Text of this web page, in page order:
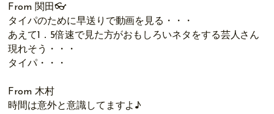
From 関田👓
タイパのために早送りで動画を見る・・・
あえて1．5倍速で見た方がおもしろいネタをする芸人さん
現れそう・・・
タイパ・・・
From 木村
時間は意外と意識してますよ♪